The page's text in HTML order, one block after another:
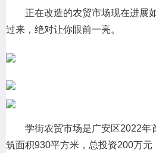
2022年省十件民生实事。据统计，在农
—5月，全省计划完成222家省民生实事
正在改造的农贸市场现在进展
过来，绝对让你眼前一亮。
学街农贸市场是广安区2022年
筑面积930平方米，总投资200万